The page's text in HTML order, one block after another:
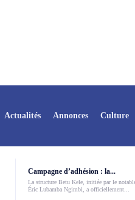
Actualités Annonces Culture
Campagne d’adhésion : la...
La structure Betu Kele, initiée par le
Éric Lubamba Ngimbi, a officiellement...